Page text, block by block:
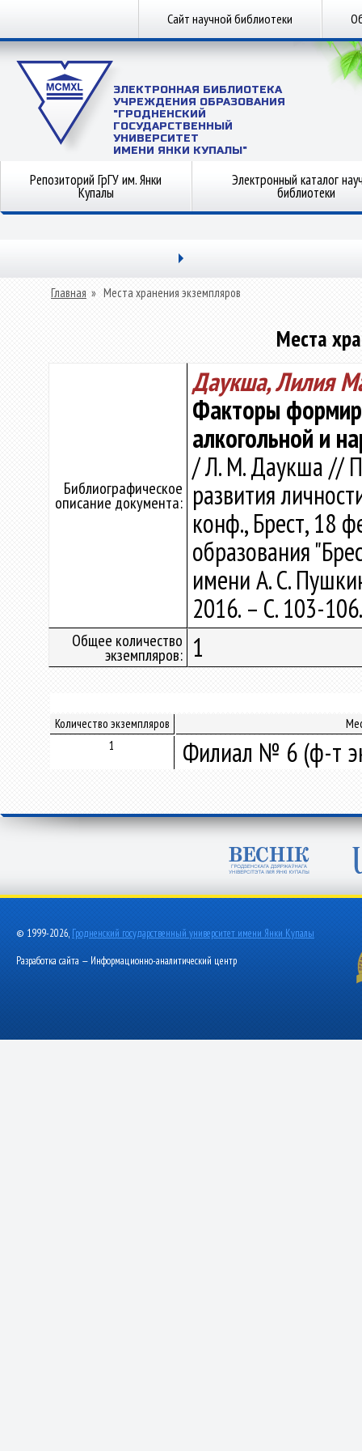
Сайт научной библиотеки
ЭЛЕКТРОННАЯ БИБЛИОТЕКА
УЧРЕЖДЕНИЯ ОБРАЗОВАНИЯ
"ГРОДНЕНСКИЙ
ГОСУДАРСТВЕННЫЙ
УНИВЕРСИТЕТ
ИМЕНИ ЯНКИ КУПАЛЫ"
Репозиторий ГрГУ им. Янки
Купалы
Электронный каталог
библиотеки
Главная » Места хранения экземпляров
Места
Библиографическое
описание документа:
Даукша, Лилия
Факторы
алкогольной и
/ Л. М. Даукша //
развития
конф., Брест, 18
образования
имени А. С.
2016. – С. 103-
Общее количество
экземпляров: 1
Количество экземпляров
1
Филиал № 6 (ф-т
© 1999-2026, Гродненский государственный университет имени Янки Купалы
Разработка сайта — Информационно-аналитический центр